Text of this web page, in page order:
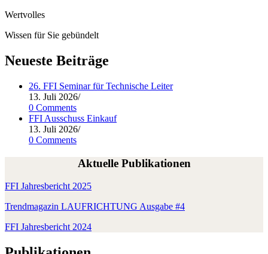
Wertvolles
Wissen für Sie gebündelt
Neueste Beiträge
26. FFI Seminar für Technische Leiter
13. Juli 2026/
0 Comments
FFI Ausschuss Einkauf
13. Juli 2026/
0 Comments
Aktuelle Publikationen
FFI Jah­res­be­richt 2025
Trend­ma­ga­zin LAUFRICHTUNG Aus­ga­be #4
FFI Jah­res­be­richt 2024